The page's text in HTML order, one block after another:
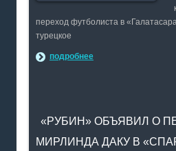
переход футболиста в
турецкое
подробнее
«РУБИН» ОБЪЯВИЛ О
МИРЛИНДА ДАКУ В